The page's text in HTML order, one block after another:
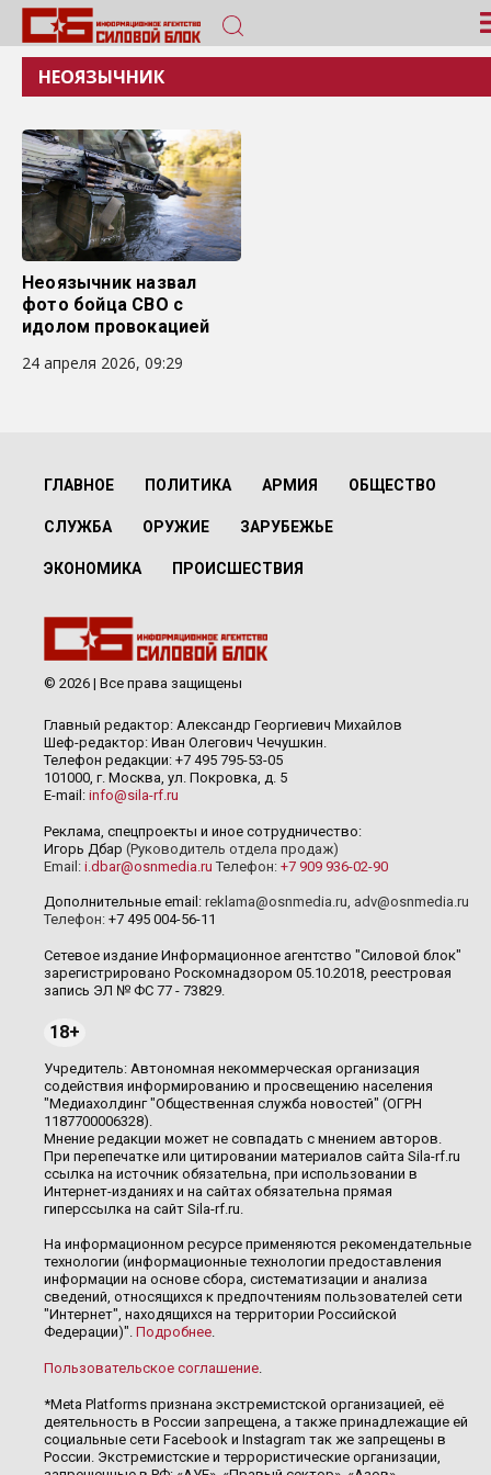
НЕОЯЗЫЧНИК
Неоязычник назвал
фото бойца СВО с
идолом провокацией
24 апреля 2026, 09:29
ГЛАВНОЕ ПОЛИТИКА АРМИЯ ОБЩЕСТВО
СЛУЖБА ОРУЖИЕ ЗАРУБЕЖЬЕ
ЭКОНОМИКА ПРОИСШЕСТВИЯ
© 2026 | Все права защищены
Главный редактор: Александр Георгиевич Михайлов
Шеф-редактор: Иван Олегович Чечушкин.
Телефон редакции: +7 495 795-53-05
101000, г. Москва, ул. Покровка, д. 5
E-mail: info@sila-rf.ru
Реклама, спецпроекты и иное сотрудничество:
Игорь Дбар (Руководитель отдела продаж)
Email: i.dbar@osnmedia.ru Телефон: +7 909 936-02-90
Дополнительные email: reklama@osnmedia.ru, adv@osnmedia.ru
Телефон: +7 495 004-56-11
Сетевое издание Информационное агентство "Силовой блок"
зарегистрировано Роскомнадзором 05.10.2018, реестровая
запись ЭЛ № ФС 77 - 73829.
18+
Учредитель: Автономная некоммерческая организация
содействия информированию и просвещению населения
"Медиахолдинг "Общественная служба новостей" (ОГРН
1187700006328).
Мнение редакции может не совпадать с мнением авторов.
При перепечатке или цитировании материалов сайта Sila-rf.ru
ссылка на источник обязательна, при использовании в
Интернет-изданиях и на сайтах обязательна прямая
гиперссылка на сайт Sila-rf.ru.
На информационном ресурсе применяются рекомендательные
технологии (информационные технологии предоставления
информации на основе сбора, систематизации и анализа
сведений, относящихся к предпочтениям пользователей сети
"Интернет", находящихся на территории Российской
Федерации)". Подробнее.
Пользовательское соглашение.
*Meta Platforms признана экстремистской организацией, её
деятельность в России запрещена, а также принадлежащие ей
социальные сети Facebook и Instagram так же запрещены в
России. Экстремистские и террористические организации,